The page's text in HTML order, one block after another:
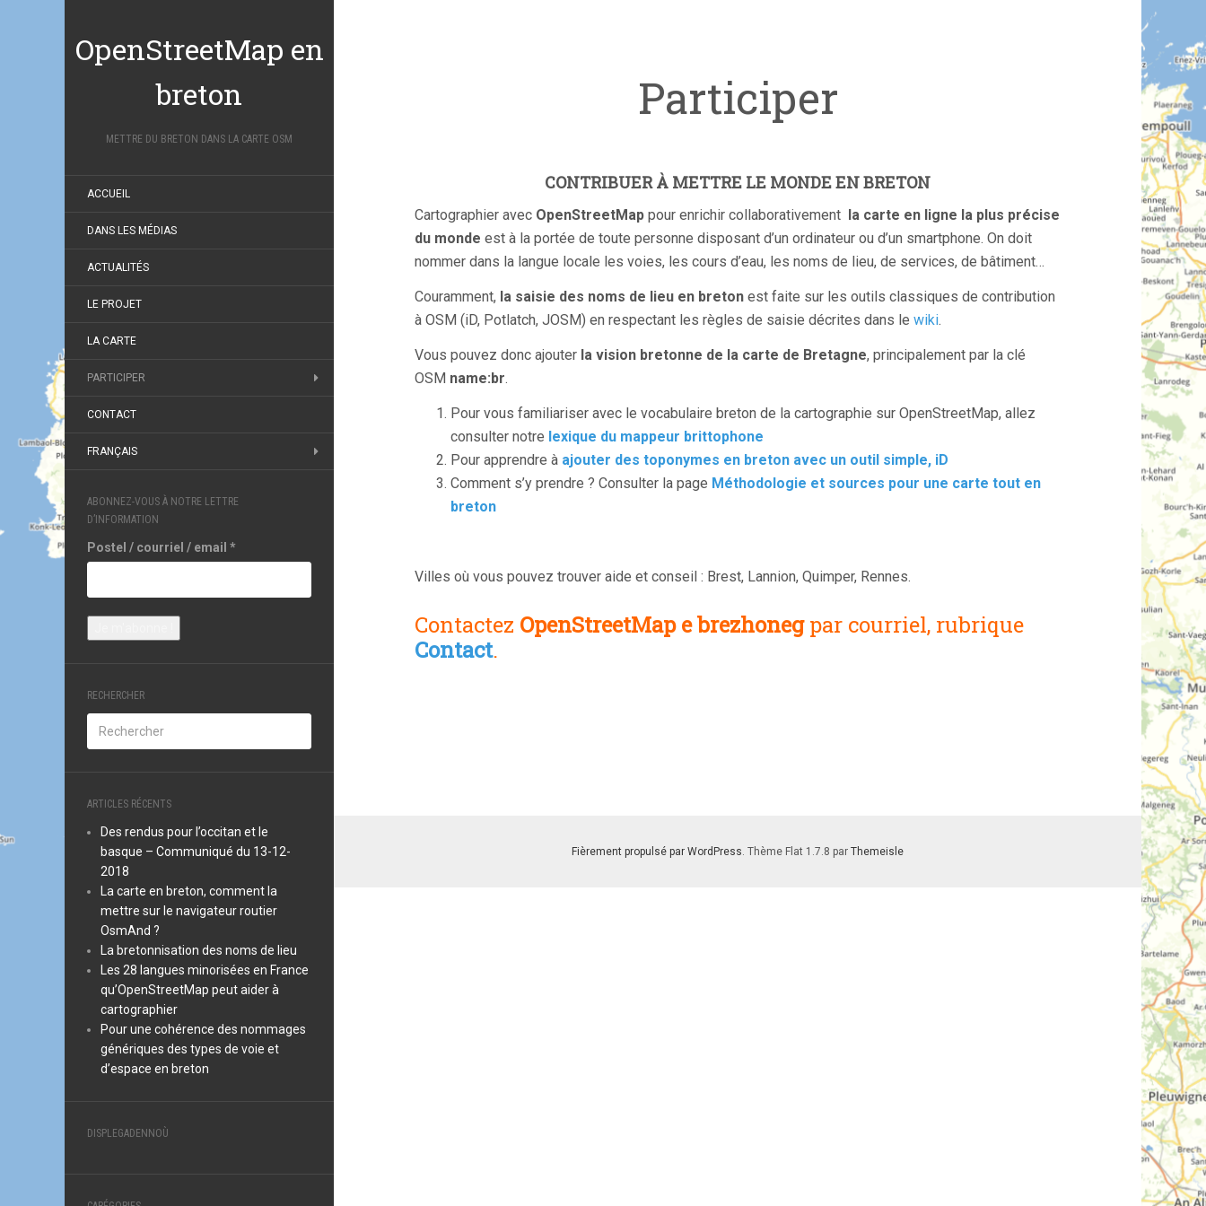
OpenStreetMap en
breton
METTRE DU BRETON DANS LA CARTE OSM
ACCUEIL
DANS LES MÉDIAS
ACTUALITÉS
LE PROJET
LA CARTE
PARTICIPER
CONTACT
FRANÇAIS
ABONNEZ-VOUS À NOTRE LETTRE
D’INFORMATION
Postel / courriel / email *
RECHERCHER
ARTICLES RÉCENTS
Des rendus pour l’occitan et le
basque – Communiqué du 13-12-
2018
La carte en breton, comment la
mettre sur le navigateur routier
OsmAnd ?
La bretonnisation des noms de lieu
Les 28 langues minorisées en France
qu’OpenStreetMap peut aider à
cartographier
Pour une cohérence des nommages
génériques des types de voie et
d’espace en breton
DISPLEGADENNOÙ
Participer
CONTRIBUER À METTRE LE MONDE EN BRETON
Cartographier avec OpenStreetMap pour enrichir collaborativement la carte en ligne la plus précise
du monde est à la portée de toute personne disposant d’un ordinateur ou d’un smartphone. On doit
nommer dans la langue locale les voies, les cours d’eau, les noms de lieu, de services, de bâtiment…
Couramment, la saisie des noms de lieu en breton est faite sur les outils classiques de contribution
à OSM (iD, Potlatch, JOSM) en respectant les règles de saisie décrites dans le wiki.
Vous pouvez donc ajouter la vision bretonne de la carte de Bretagne, principalement par la clé
OSM name:br.
Pour vous familiariser avec le vocabulaire breton de la cartographie sur OpenStreetMap, allez
consulter notre lexique du mappeur brittophone
Pour apprendre à ajouter des toponymes en breton avec un outil simple, iD
Comment s’y prendre ? Consulter la page Méthodologie et sources pour une carte tout en
breton
Villes où vous pouvez trouver aide et conseil : Brest, Lannion, Quimper, Rennes.
Contactez OpenStreetMap e brezhonegpar courriel, rubrique
Contact.
Fièrement propulsé par WordPress. Thème Flat 1.7.8 par Themeisle